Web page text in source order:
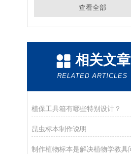
查看全部
相关文章
RELATED ARTICLES
植保工具箱有哪些特别设计？
昆虫标本制作说明